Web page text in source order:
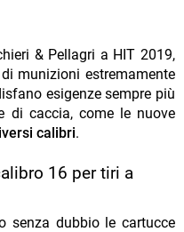
& Pellagri a HIT 2019,
munizioni estremamente
esigenze sempre più
di caccia, come le nuove
calibri.
16 per tiri a
senza dubbio le cartucce